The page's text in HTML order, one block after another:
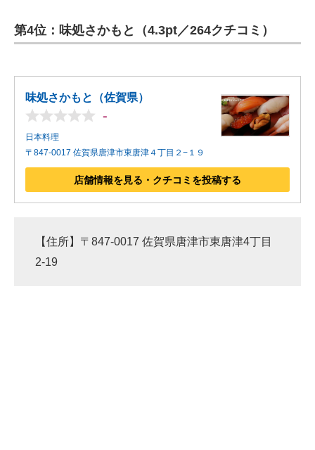
第4位：味処さかもと（4.3pt／264クチコミ）
味処さかもと（佐賀県）
-
日本料理
〒847-0017 佐賀県唐津市東唐津４丁目２−１９
店舗情報を見る・クチコミを投稿する
【住所】〒847-0017 佐賀県唐津市東唐津4丁目
2-19